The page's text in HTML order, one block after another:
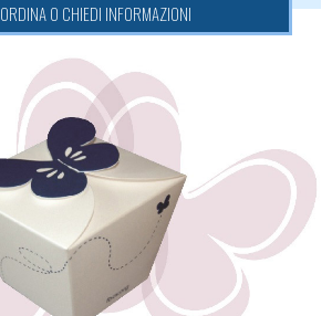
ORDINA O CHIEDI INFORMAZIONI